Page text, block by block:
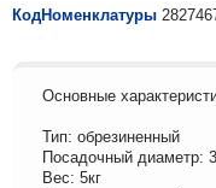
КодНоменклатуры
Основные
Тип: обрезиненный
Посадочный диаметр:
Вес: 5кг